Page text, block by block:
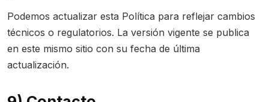
Podemos actualizar esta Política para reflejar cambios
técnicos o regulatorios. La versión vigente se publica
en este mismo sitio con su fecha de última
actualización.